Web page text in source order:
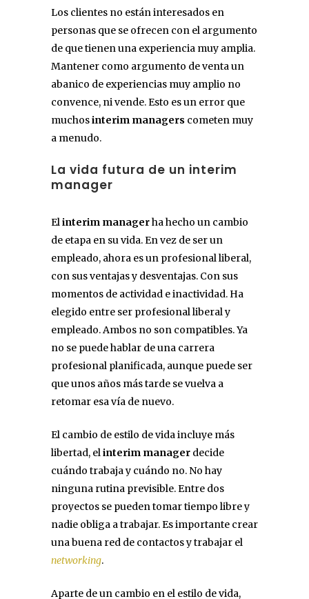
Los clientes no están interesados en
personas que se ofrecen con el argumento
de que tienen una experiencia muy amplia.
Mantener como argumento de venta un
abanico de experiencias muy amplio no
convence, ni vende. Esto es un error que
muchosinterim managers cometen muy
a menudo.
La vida futura de un interim
manager
Elinterim managerha hecho un cambio
de etapa en su vida. En vez de ser un
empleado, ahora es un profesional liberal,
con sus ventajas y desventajas. Con sus
momentos de actividad e inactividad. Ha
elegido entre ser profesional liberal y
empleado. Ambos no son compatibles. Ya
no se puede hablar de una carrera
profesional planificada, aunque puede ser
que unos años más tarde se vuelva a
retomar esa vía de nuevo.
El cambio de estilo de vida incluye más
libertad, elinterim manager decide
cuándo trabaja y cuándo no. No hay
ninguna rutina previsible. Entre dos
proyectos se pueden tomar tiempo libre y
nadie obliga a trabajar. Es importante crear
una buena red de contactos y trabajar el
networking.
Aparte de un cambio en el estilo de vida,